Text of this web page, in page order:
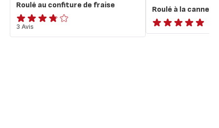
Roulé au confiture de fraise
ratings.3.7
3 Avis
Roulé à la cannelle
ratings.NaN